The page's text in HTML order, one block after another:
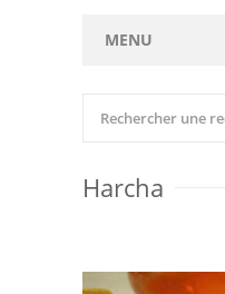
MENU
Entrées Froides
Couscous
Harcha